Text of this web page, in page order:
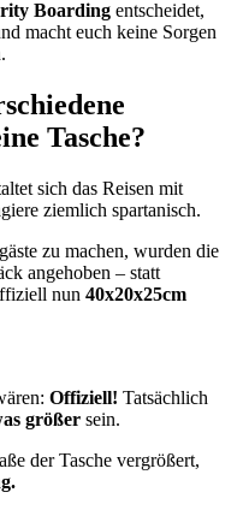
Boarding entscheidet,
macht euch keine Sorgen
Tasche?
sich das Reisen mit
ziemlich spartanisch.
zu machen, wurden die
angehoben – statt
nun 40x20x25cm
Offiziell! Tatsächlich
größer sein.
der Tasche vergrößert,